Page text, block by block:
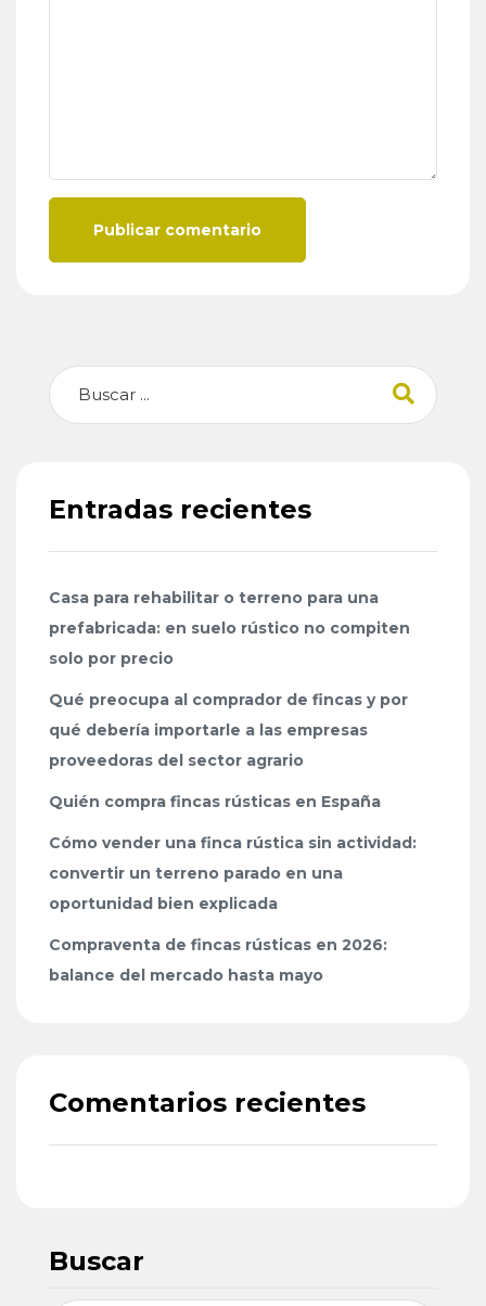
Publicar comentario
Buscar
Entradas recientes
Casa para rehabilitar o terreno para una
prefabricada: en suelo rústico no compiten
solo por precio
Qué preocupa al comprador de fincas y por
qué debería importarle a las empresas
proveedoras del sector agrario
Quién compra fincas rústicas en España
Cómo vender una finca rústica sin actividad:
convertir un terreno parado en una
oportunidad bien explicada
Compraventa de fincas rústicas en 2026:
balance del mercado hasta mayo
Comentarios recientes
Buscar